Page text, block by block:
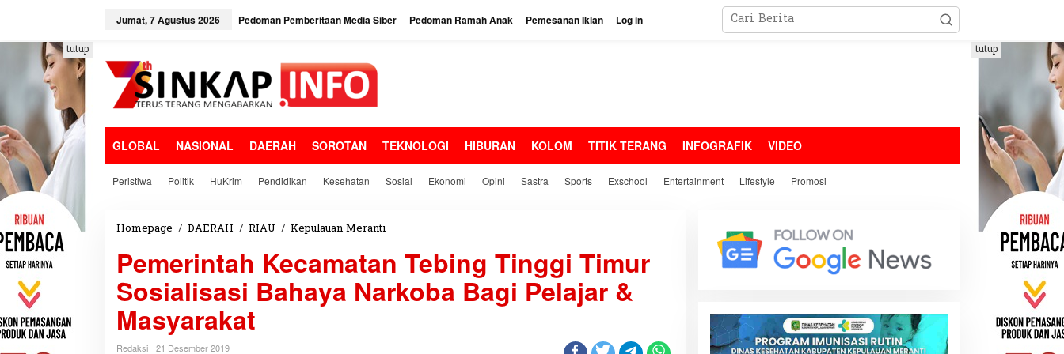
e
k
o
n
t
e
n
Jumat, 7 Agustus 2026 Pedoman Pemberitaan Media Siber Pedoman Ramah Anak Pemesanan Iklan Log in
GLOBAL NASIONAL DAERAH SOROTAN TEKNOLOGI HIBURAN KOLOM TITIK TERANG INFOGRAFIK VIDEO
Peristiwa Politik HuKrim Pendidikan Kesehatan Sosial Ekonomi Opini Sastra Sports Exschool Entertainment Lifestyle Promosi
tutup tutup
Homepage / DAERAH / RIAU / Kepulauan Meranti
m
e
r
i
Pemerintah Kecamatan Tebing Tinggi Timur
Sosialisasi Bahaya Narkoba Bagi Pelajar &
Masyarakat
Redaksi
21 Desember 2019